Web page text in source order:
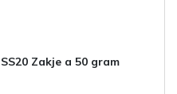
Zakje a 50 gram